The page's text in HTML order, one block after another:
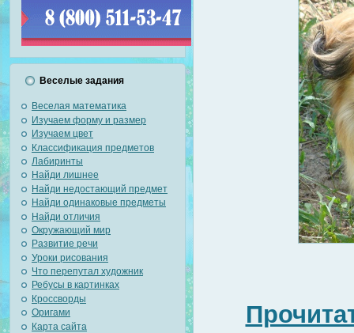
Веселые задания
Веселая математика
Изучаем форму и размер
Изучаем цвет
Классификация предметов
Лабиринты
Найди лишнее
Найди недостающий предмет
Найди одинаковые предметы
Найди отличия
Окружающий мир
Развитие речи
Уроки рисования
Что перепутал художник
Ребусы в картинках
Кроссворды
Оригами
Карта сайта